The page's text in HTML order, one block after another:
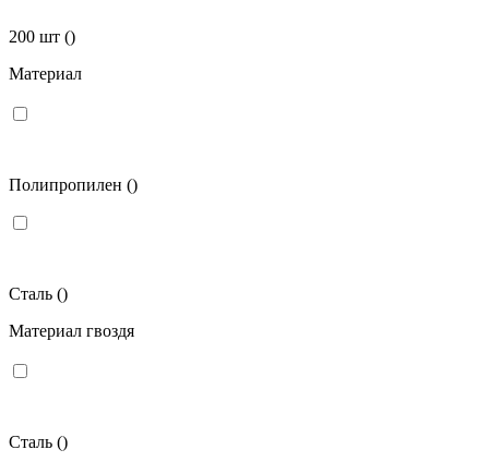
200 шт ()
Материал
Полипропилен ()
Сталь ()
Материал гвоздя
Сталь ()